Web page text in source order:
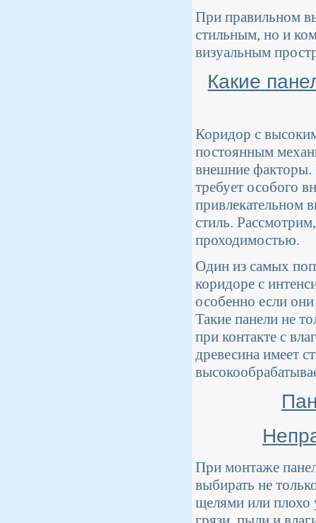
При правильном
стильным, но и
визуальным
Какие
Коридор с
постоянным
внешние факторы.
требует особого
привлекательном
стиль.
проходимостью.
Один из самых
коридоре с
особенно если
Такие панели не
при контакте с
древесина имеет
При монтаже
выбирать не
щелями или плохо